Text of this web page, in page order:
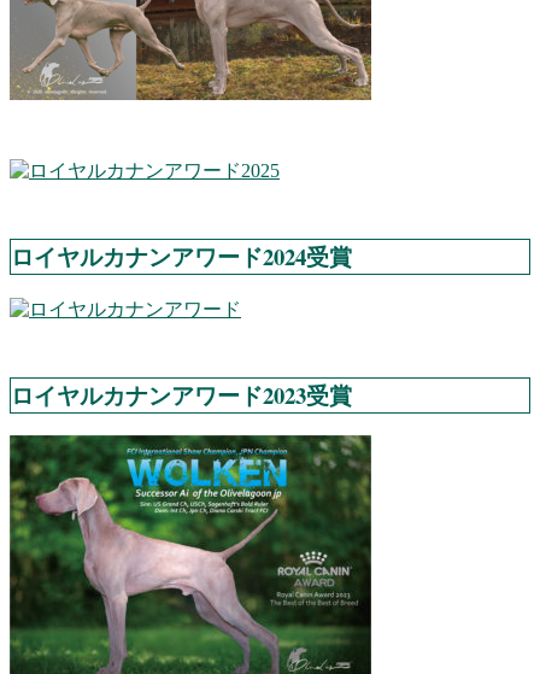
ロイヤルカナンアワード2024受賞
ロイヤルカナンアワード2023受賞